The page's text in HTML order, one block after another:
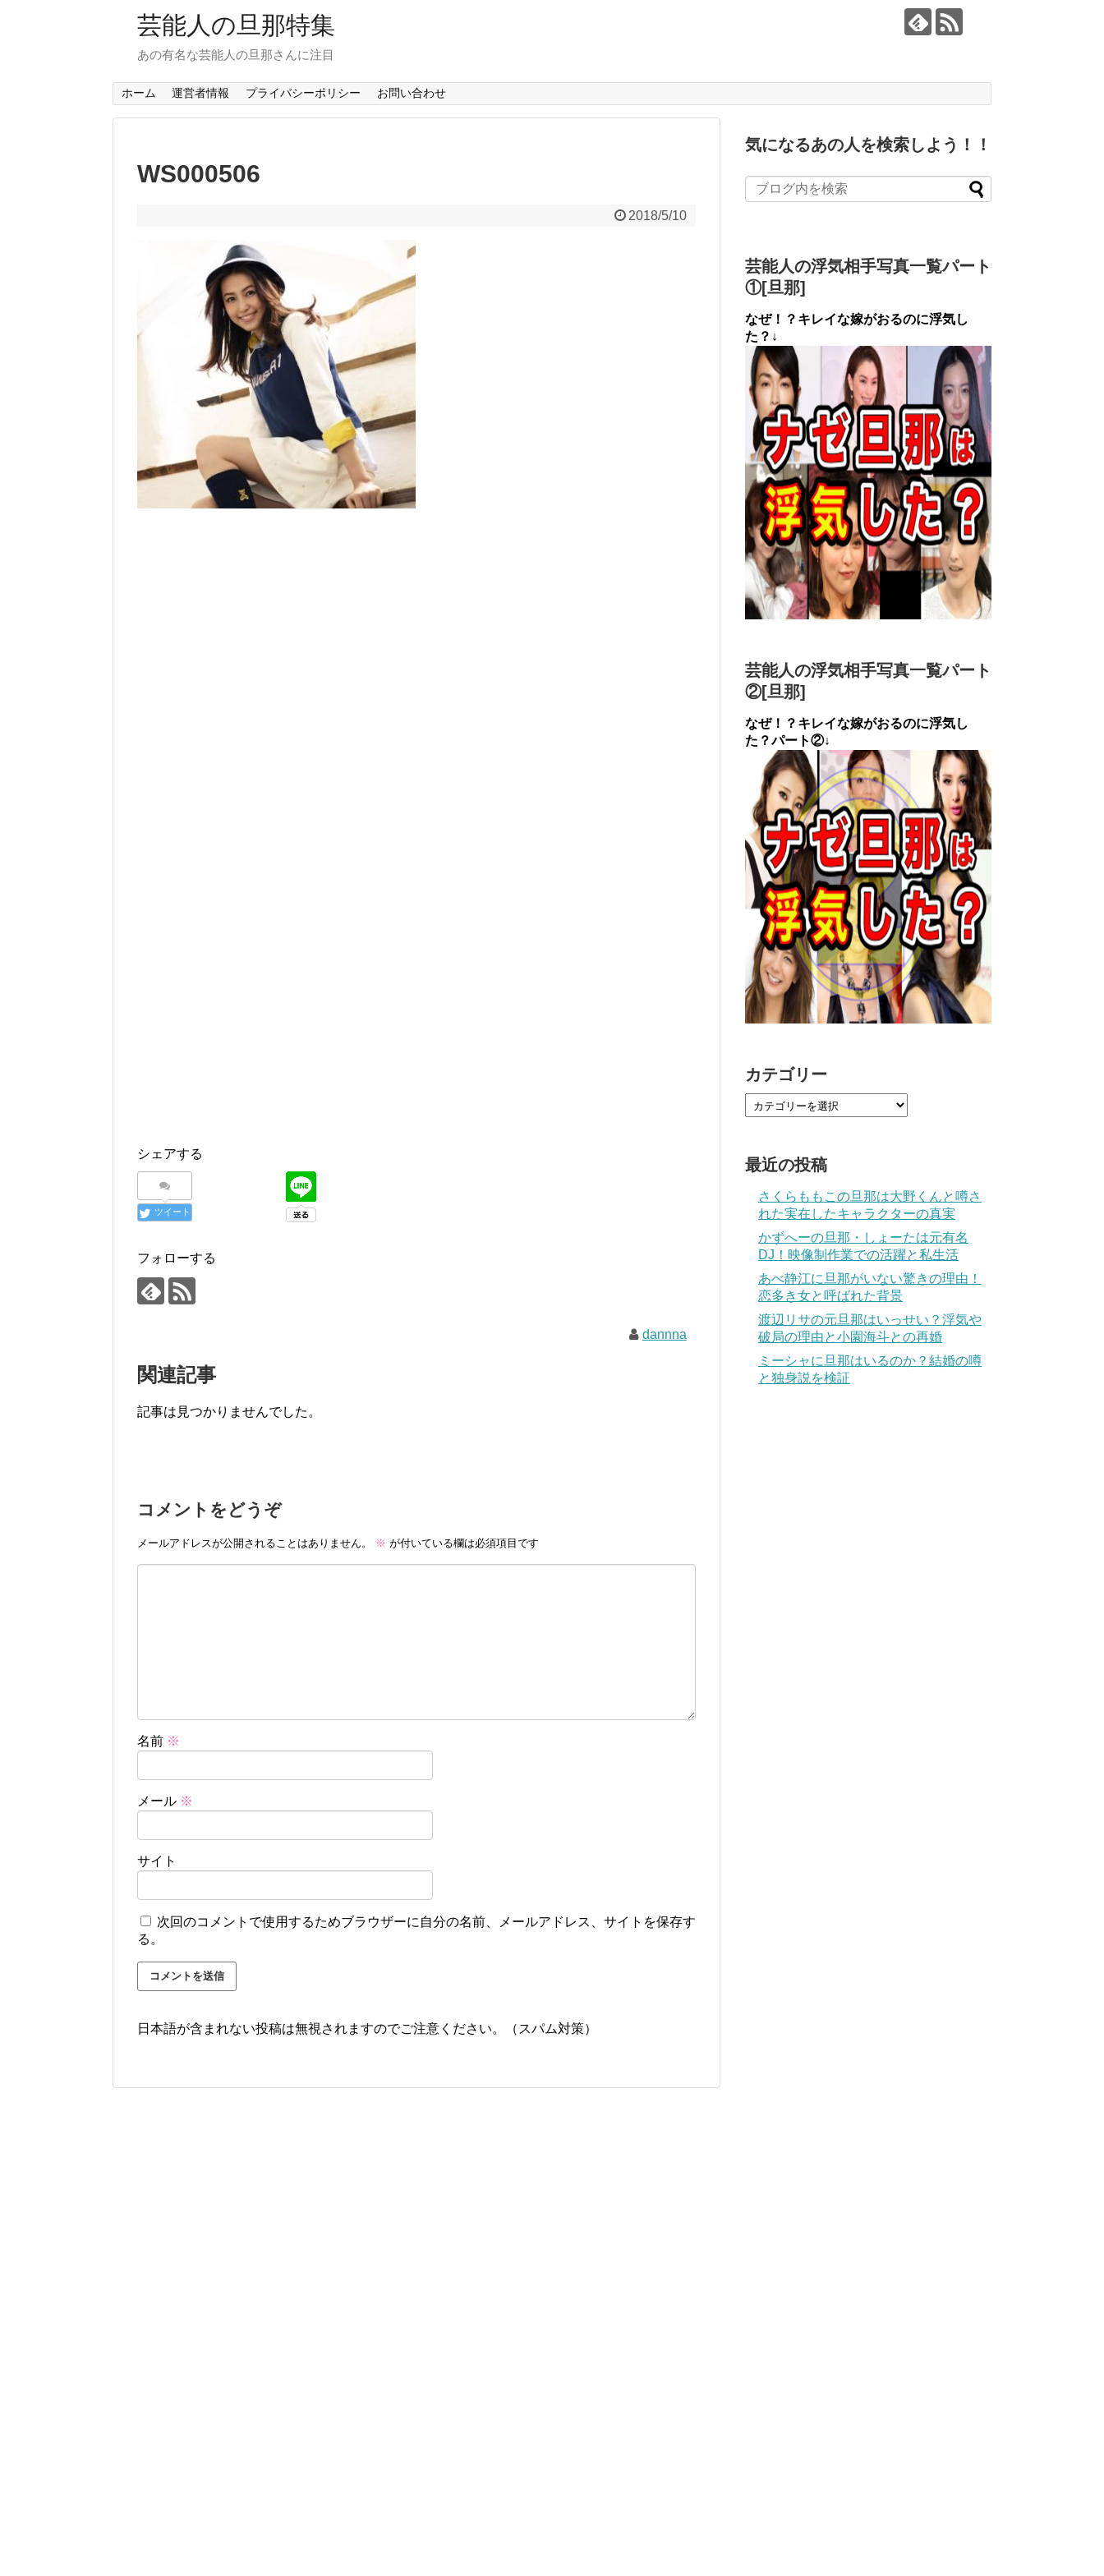
芸能人の旦那特集
あの有名な芸能人の旦那さんに注目
ホーム 運営者情報 プライバシーポリシー お問い合わせ
WS000506
2018/5/10
シェアする
ツイート
フォローする
dannna
関連記事
記事は見つかりませんでした。
コメントをどうぞ
メールアドレスが公開されることはありません。 ※ が付いている欄は必須項目です
名前 ※
メール ※
サイト
次回のコメントで使用するためブラウザーに自分の名前、メールアドレス、サイトを保存す
る。
日本語が含まれない投稿は無視されますのでご注意ください。（スパム対策）
気になるあの人を検索しよう！！
芸能人の浮気相手写真一覧パート
①[旦那]
なぜ！？キレイな嫁がおるのに浮気し
た？↓
芸能人の浮気相手写真一覧パート
②[旦那]
なぜ！？キレイな嫁がおるのに浮気し
た？パート②↓
カテゴリー
最近の投稿
さくらももこの旦那は大野くんと噂さ
れた実在したキャラクターの真実
かずへーの旦那・しょーたは元有名
DJ！映像制作業での活躍と私生活
あべ静江に旦那がいない驚きの理由！
恋多き女と呼ばれた背景
渡辺リサの元旦那はいっせい？浮気や
破局の理由と小園海斗との再婚
ミーシャに旦那はいるのか？結婚の噂
と独身説を検証